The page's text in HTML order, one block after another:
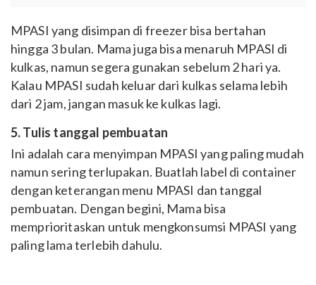
MPASI yang disimpan di freezer bisa bertahan
hingga 3 bulan. Mama juga bisa menaruh MPASI di
kulkas, namun segera gunakan sebelum 2 hari ya.
Kalau MPASI sudah keluar dari kulkas selama lebih
dari 2 jam, jangan masuk ke kulkas lagi.
5. Tulis tanggal pembuatan
Ini adalah cara menyimpan MPASI yang paling mudah
namun sering terlupakan. Buatlah label di container
dengan keterangan menu MPASI dan tanggal
pembuatan. Dengan begini, Mama bisa
memprioritaskan untuk mengkonsumsi MPASI yang
paling lama terlebih dahulu.